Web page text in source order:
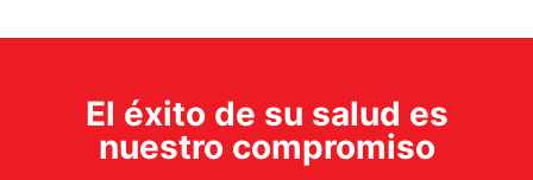
El éxito de su salud es
nuestro compromiso